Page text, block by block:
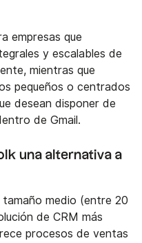
empresas que
y escalables de
mientras que
pequeños o centrados
desean disponer de
de Gmail.
una alternativa a
medio (entre 20
de CRM más
procesos de ventas